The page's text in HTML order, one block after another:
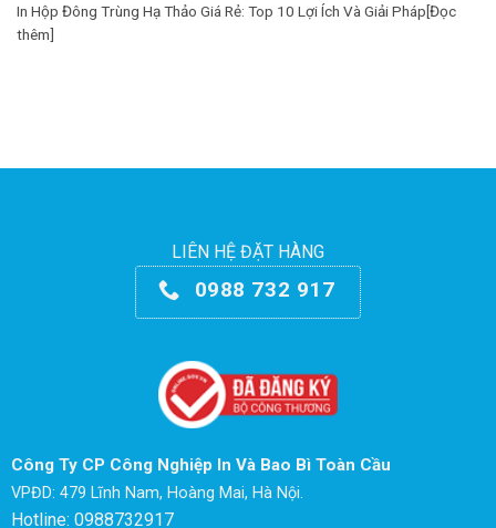
In Hộp Đông Trùng Hạ Thảo Giá Rẻ: Top 10 Lợi Ích Và Giải Pháp[Đọc
thêm]
LIÊN HỆ ĐẶT HÀNG
0988 732 917
Công Ty CP Công Nghiệp In Và Bao Bì Toàn Cầu
VPĐD: 479 Lĩnh Nam, Hoàng Mai, Hà Nội.
Hotline: 0988732917